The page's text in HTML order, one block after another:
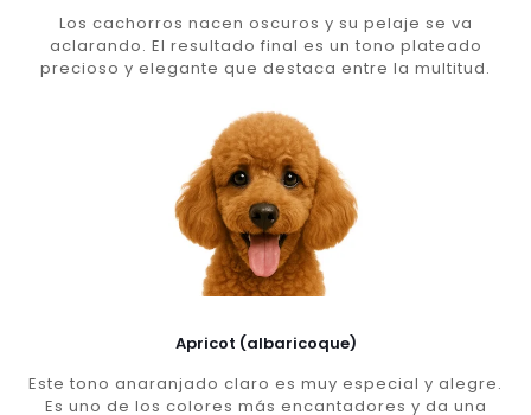
Los cachorros nacen oscuros y su pelaje se va
aclarando. El resultado final es un tono plateado
precioso y elegante que destaca entre la multitud.
Apricot (albaricoque)
Este tono anaranjado claro es muy especial y alegre.
Es uno de los colores más encantadores y da una